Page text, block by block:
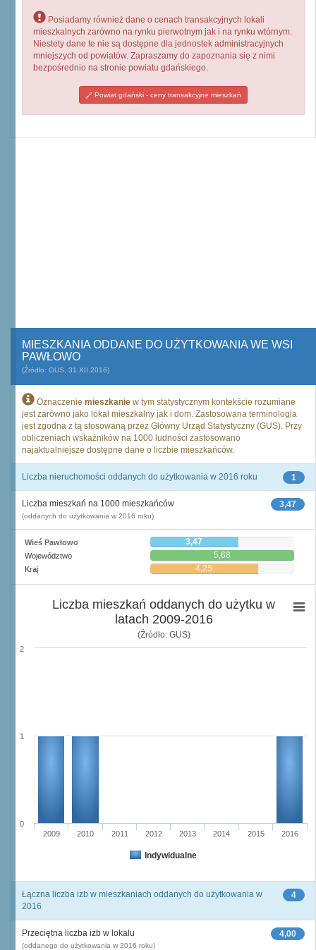
Posiadamy również dane o cenach transakcyjnych lokali
mieszkalnych zarówno na rynku pierwotnym jak i na rynku wtórnym.
Niestety dane te nie są dostępne dla jednostek administracyjnych
mniejszych od powiatów. Zapraszamy do zapoznania się z nimi
bezpośrednio na stronie powiatu gdańskiego.
Powiat gdański - ceny transakcyjne mieszkań
MIESZKANIA ODDANE DO UŻYTKOWANIA WE WSI
PAWŁOWO
(Źródło: GUS, 31.XII.2016)
Oznaczenie mieszkanie w tym statystycznym kontekście rozumiane
jest zarówno jako lokal mieszkalny jak i dom. Zastosowana terminologia
jest zgodna z tą stosowaną przez Główny Urząd Statystyczny (GUS). Przy
obliczeniach wskaźników na 1000 ludności zastosowano
najaktualniejsze dostępne dane o liczbie mieszkańców.
1
Liczba nieruchomości oddanych do użytkowania w 2016 roku
3,47
Liczba mieszkań na 1000 mieszkańców
(oddanych do użytkowania w 2016 roku)
Wieś Pawłowo 3,47
Województwo 5,68
Kraj 4,25
Liczba mieszkań oddanych do użytku w
latach 2009-2016
(Źródło: GUS)
Indywidualne
2009 2010 2011 2012 2013 2014 2015 2016
0
1
2
4
Łączna liczba izb w mieszkaniach oddanych do użytkowania w
2016
4,00
Przeciętna liczba izb w lokalu
(oddanego do użytkowania w 2016 roku)